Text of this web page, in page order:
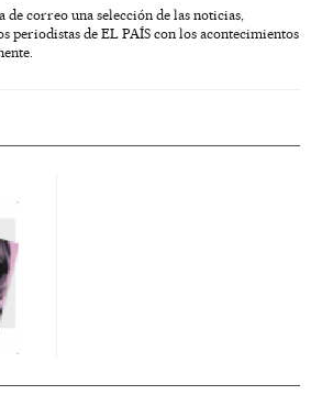
de correo una selección de las noticias,
periodistas de EL PAÍS con los acontecimientos